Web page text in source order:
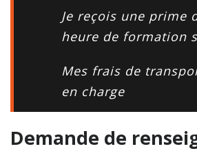
Je reçois une prime
heure de formation
Mes frais de
en charge
Demande de